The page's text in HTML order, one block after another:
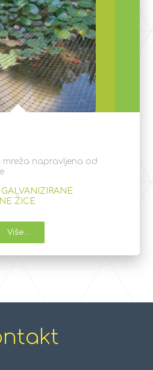
mreža napravljena od
ŽICE
Više...